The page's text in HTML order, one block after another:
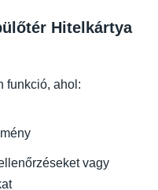
Hitelkártya
funkció, ahol:
vagy